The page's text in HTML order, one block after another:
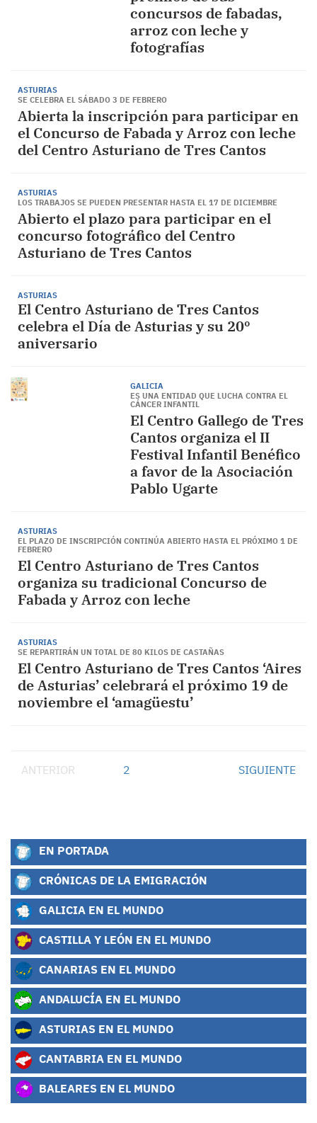
concursos de fabadas,
arroz con leche y
fotografías
ASTURIAS
SE CELEBRA EL SÁBADO 3 DE FEBRERO
Abierta la inscripción para participar en
el Concurso de Fabada y Arroz con leche
del Centro Asturiano de Tres Cantos
ASTURIAS
LOS TRABAJOS SE PUEDEN PRESENTAR HASTA EL 17 DE DICIEMBRE
Abierto el plazo para participar en el
concurso fotográfico del Centro
Asturiano de Tres Cantos
ASTURIAS
El Centro Asturiano de Tres Cantos
celebra el Día de Asturias y su 20º
aniversario
GALICIA
ES UNA ENTIDAD QUE LUCHA CONTRA EL
CÁNCER INFANTIL
El Centro Gallego de Tres
Cantos organiza el II
Festival Infantil Benéfico
a favor de la Asociación
Pablo Ugarte
ASTURIAS
EL PLAZO DE INSCRIPCIÓN CONTINÚA ABIERTO HASTA EL PRÓXIMO 1 DE
FEBRERO
El Centro Asturiano de Tres Cantos
organiza su tradicional Concurso de
Fabada y Arroz con leche
ASTURIAS
SE REPARTIRÁN UN TOTAL DE 80 KILOS DE CASTAÑAS
El Centro Asturiano de Tres Cantos ‘Aires
de Asturias’ celebrará el próximo 19 de
noviembre el ‘amagüestu’
ANTERIOR 2 SIGUIENTE
EN PORTADA
CRÓNICAS DE LA EMIGRACIÓN
GALICIA EN EL MUNDO
CASTILLA Y LEÓN EN EL MUNDO
CANARIAS EN EL MUNDO
ANDALUCÍA EN EL MUNDO
ASTURIAS EN EL MUNDO
CANTABRIA EN EL MUNDO
BALEARES EN EL MUNDO